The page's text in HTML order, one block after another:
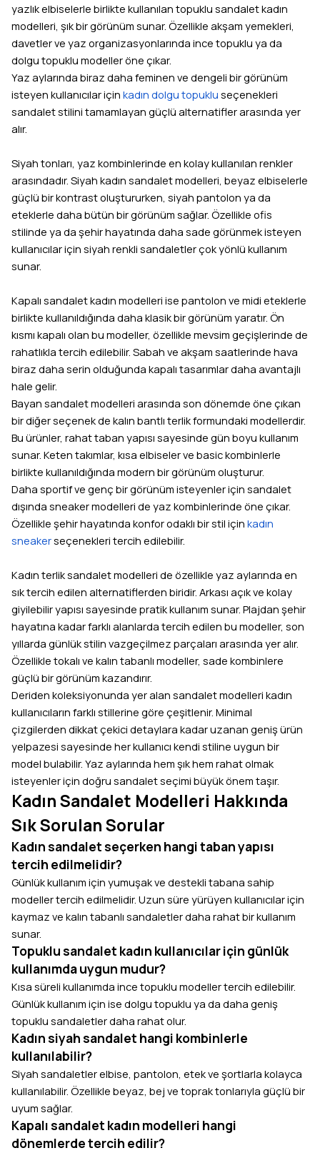
yazlık elbiselerle birlikte kullanılan topuklu sandalet kadın
modelleri, şık bir görünüm sunar. Özellikle akşam yemekleri,
davetler ve yaz organizasyonlarında ince topuklu ya da
dolgu topuklu modeller öne çıkar.
Yaz aylarında biraz daha feminen ve dengeli bir görünüm
isteyen kullanıcılar için kadın dolgu topuklu seçenekleri
sandalet stilini tamamlayan güçlü alternatifler arasında yer
alır.
Siyah tonları, yaz kombinlerinde en kolay kullanılan renkler
arasındadır. Siyah kadın sandalet modelleri, beyaz elbiselerle
güçlü bir kontrast oluştururken, siyah pantolon ya da
eteklerle daha bütün bir görünüm sağlar. Özellikle ofis
stilinde ya da şehir hayatında daha sade görünmek isteyen
kullanıcılar için siyah renkli sandaletler çok yönlü kullanım
sunar.
Kapalı sandalet kadın modelleri ise pantolon ve midi eteklerle
birlikte kullanıldığında daha klasik bir görünüm yaratır. Ön
kısmı kapalı olan bu modeller, özellikle mevsim geçişlerinde de
rahatlıkla tercih edilebilir. Sabah ve akşam saatlerinde hava
biraz daha serin olduğunda kapalı tasarımlar daha avantajlı
hale gelir.
Bayan sandalet modelleri arasında son dönemde öne çıkan
bir diğer seçenek de kalın bantlı terlik formundaki modellerdir.
Bu ürünler, rahat taban yapısı sayesinde gün boyu kullanım
sunar. Keten takımlar, kısa elbiseler ve basic kombinlerle
birlikte kullanıldığında modern bir görünüm oluşturur.
Daha sportif ve genç bir görünüm isteyenler için sandalet
dışında sneaker modelleri de yaz kombinlerinde öne çıkar.
Özellikle şehir hayatında konfor odaklı bir stil için kadın
sneakerseçenekleri tercih edilebilir.
Kadın terlik sandalet modelleri de özellikle yaz aylarında en
sık tercih edilen alternatiflerden biridir. Arkası açık ve kolay
giyilebilir yapısı sayesinde pratik kullanım sunar. Plajdan şehir
hayatına kadar farklı alanlarda tercih edilen bu modeller, son
yıllarda günlük stilin vazgeçilmez parçaları arasında yer alır.
Özellikle tokalı ve kalın tabanlı modeller, sade kombinlere
güçlü bir görünüm kazandırır.
Deriden koleksiyonunda yer alan sandalet modelleri kadın
kullanıcıların farklı stillerine göre çeşitlenir. Minimal
çizgilerden dikkat çekici detaylara kadar uzanan geniş ürün
yelpazesi sayesinde her kullanıcı kendi stiline uygun bir
model bulabilir. Yaz aylarında hem şık hem rahat olmak
isteyenler için doğru sandalet seçimi büyük önem taşır.
Kadın Sandalet Modelleri Hakkında
Sık Sorulan Sorular
Kadın sandalet seçerken hangi taban yapısı
tercih edilmelidir?
Günlük kullanım için yumuşak ve destekli tabana sahip
modeller tercih edilmelidir. Uzun süre yürüyen kullanıcılar için
kaymaz ve kalın tabanlı sandaletler daha rahat bir kullanım
sunar.
Topuklu sandalet kadın kullanıcılar için günlük
kullanımda uygun mudur?
Kısa süreli kullanımda ince topuklu modeller tercih edilebilir.
Günlük kullanım için ise dolgu topuklu ya da daha geniş
topuklu sandaletler daha rahat olur.
Kadın siyah sandalet hangi kombinlerle
kullanılabilir?
Siyah sandaletler elbise, pantolon, etek ve şortlarla kolayca
kullanılabilir. Özellikle beyaz, bej ve toprak tonlarıyla güçlü bir
uyum sağlar.
Kapalı sandalet kadın modelleri hangi
dönemlerde tercih edilir?